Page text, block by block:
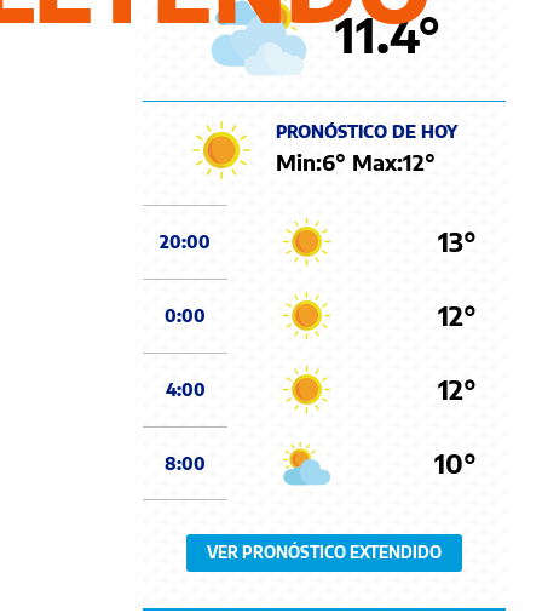
11.4°
PRONÓSTICO DE HOY
Min:6° Max:12°
20:00 13°
0:00 12°
4:00 12°
8:00 10°
VER PRONÓSTICO EXTENDIDO